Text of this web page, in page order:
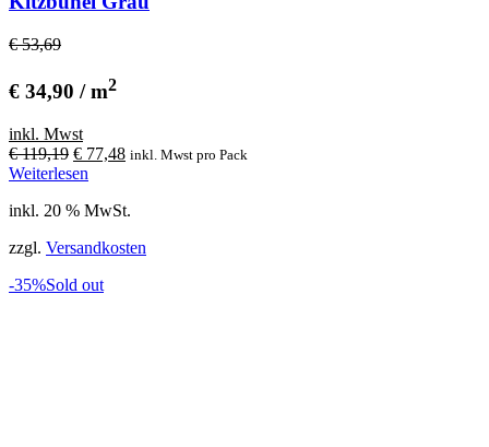
€ 53,69
€ 34,90 / m2
inkl. Mwst
€119,19 Ursprünglicher
Preis
€ 119,19
€ 77,48Aktueller
€ 77,48.
inkl. Mwst pro Pack
Weiterlesen
inkl. 20 % MwSt.
zzgl. Versandkosten
-35%Sold out